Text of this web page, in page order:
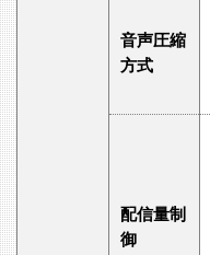
音声圧縮
方式
配信量制
御